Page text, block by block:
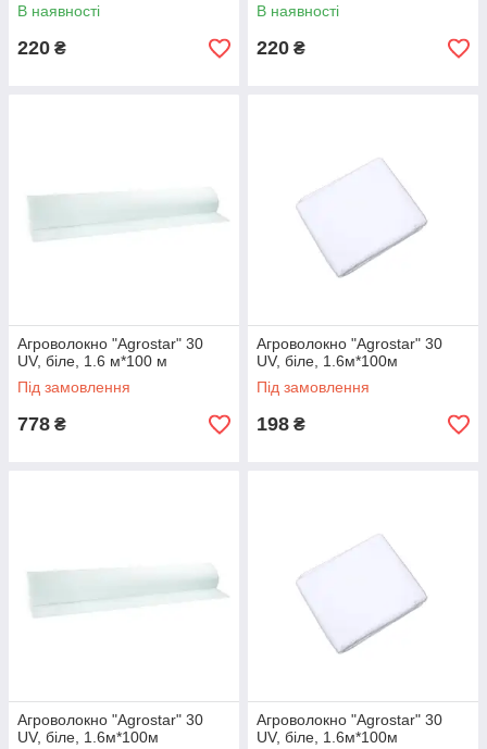
В наявності
220 ₴
В наявності
220 ₴
Агроволокно "Agrostar" 30
UV, біле, 1.6 м*100 м
Під замовлення
778 ₴
Агроволокно "Agrostar" 30
UV, біле, 1.6м*100м
Під замовлення
198 ₴
Агроволокно "Agrostar" 30
UV, біле, 1.6м*100м
Агроволокно "Agrostar" 30
UV, біле, 1.6м*100м